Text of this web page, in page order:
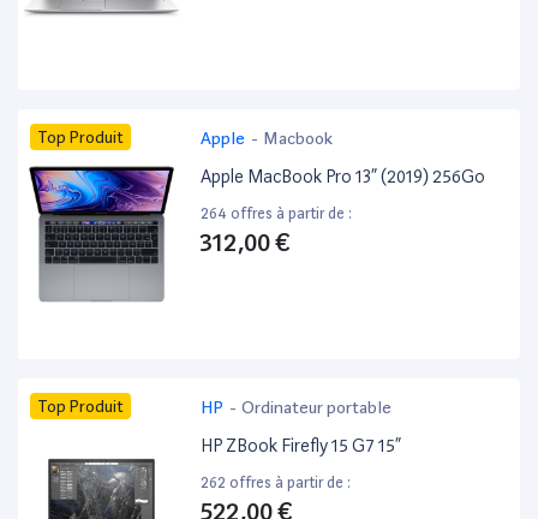
Top Produit Apple - Macbook
Apple MacBook Pro 13” (2019) 256Go
264 offres à partir de :
312,00 €
Top Produit HP - Ordinateur portable
HP ZBook Firefly 15 G7 15”
262 offres à partir de :
522,00 €